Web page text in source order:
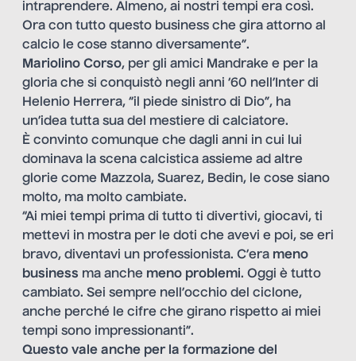
intraprendere. Almeno, ai nostri tempi era così.
Ora con tutto questo business che gira attorno al
calcio le cose stanno diversamente”.
Mariolino Corso, per gli amici Mandrake e per la
gloria che si conquistò negli anni ‘60 nell’Inter di
Helenio Herrera, “il piede sinistro di Dio”, ha
un’idea tutta sua del mestiere di calciatore.
È convinto comunque che dagli anni in cui lui
dominava la scena calcistica assieme ad altre
glorie come Mazzola, Suarez, Bedin, le cose siano
molto, ma molto cambiate.
“Ai miei tempi prima di tutto ti divertivi, giocavi, ti
mettevi in mostra per le doti che avevi e poi, se eri
bravo, diventavi un professionista. C’era meno
business ma anche meno problemi. Oggi è tutto
cambiato. Sei sempre nell’occhio del ciclone,
anche perché le cifre che girano rispetto ai miei
tempi sono impressionanti”.
Questo vale anche per la formazione del